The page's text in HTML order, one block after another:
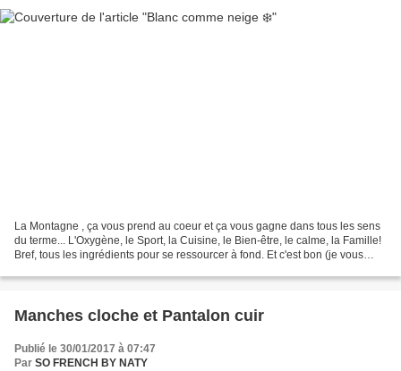
La Montagne , ça vous prend au coeur et ça vous gagne dans tous les sens
du terme... L'Oxygène, le Sport, la Cuisine, le Bien-être, le calme, la Famille!
Bref, tous les ingrédients pour se ressourcer à fond. Et c'est bon (je vous
Manches cloche et Pantalon cuir
Publié le 30/01/2017 à 07:47
Par SO FRENCH BY NATY